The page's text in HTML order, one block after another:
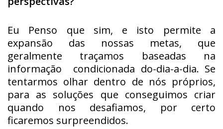
Eu Penso que sim, e isto permite a
expansão das nossas metas, que
geralmente traçamos baseadas na
informação condicionada do-dia-a-dia. Se
tentarmos olhar dentro de nós próprios,
para as soluções que conseguimos criar
quando nos desafiamos, por certo
ficaremos surpreendidos.